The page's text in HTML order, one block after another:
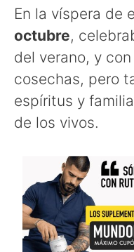
En la víspera de
octubre,
del verano, y
cosechas, pero
espíritus y
de los vivos.